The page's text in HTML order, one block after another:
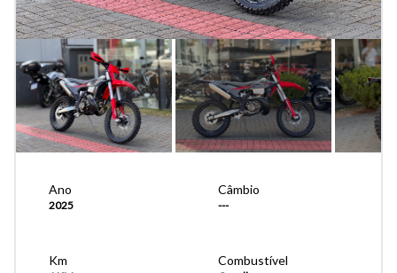
Ano
2025
Câmbio
---
Km Combustível